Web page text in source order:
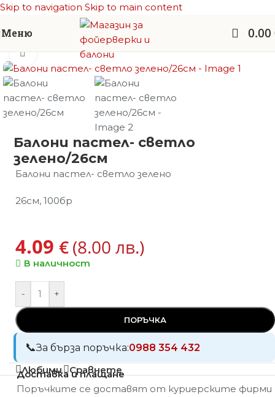
Skip to navigation Skip to main content
Меню 0.00
Балони латекс / Балони - пастел
Балони пастел- светло
зелено/26см
Балони пастел- светло зелено
26см, 100бр
4.09 €(8.00 лв.)
В наличност
- +
ПОРЪЧКА
За бърза поръчка:0988 354 432
Любими
Сравнете
Доставка и плащане
Поръчките се доставят от куриерските фирми